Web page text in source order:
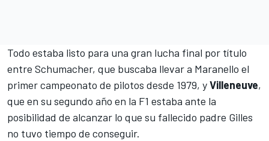
Todo estaba listo para una gran lucha final por título
entre Schumacher, que buscaba llevar a Maranello el
primer campeonato de pilotos desde 1979, yVilleneuve,
que en su segundo año en la F1 estaba ante la
posibilidad de alcanzar lo que su fallecido padre Gilles
no tuvo tiempo de conseguir.